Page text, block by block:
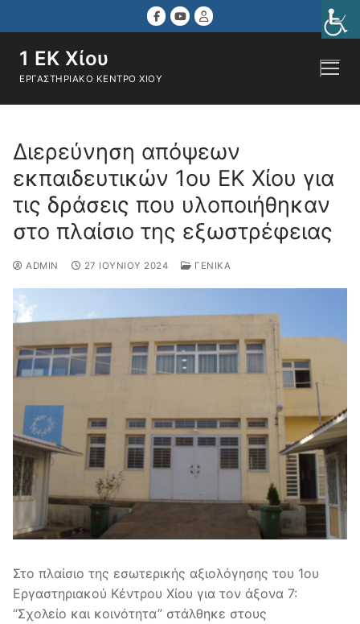
στο
περιεχόμενο
1 ΕΚ Χίου
ΕΡΓΑΣΤΗΡΙΑΚΌ ΚΈΝΤΡΟ ΧΊΟΥ
Διερεύνηση απόψεων
εκπαιδευτικών 1ου ΕΚ Χίου για
τις δράσεις που υλοποιήθηκαν
στο πλαίσιο της εξωστρέφειας
ADMIN 27 ΙΟΥΝΊΟΥ 2024 ΓΕΝΙΚΆ
Στο πλαίσιο της εσωτερικής αξιολόγησης του 1ου
Εργαστηριακού Κέντρου Χίου για τον άξονα 7:
“Σχολείο και κοινότητα” στάλθηκε στους